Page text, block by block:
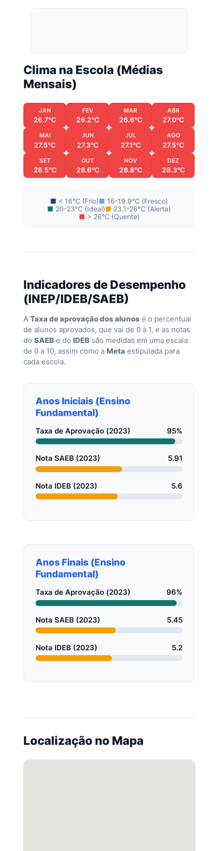
Clima na Escola (Médias
Mensais)
JAN
26.7°C
FEV
26.2°C
MAR
26.6°C
ABR
27.0°C
MAI
27.5°C
JUN
27.3°C
JUL
27.1°C
AGO
27.5°C
SET
28.5°C
OUT
28.6°C
NOV
28.8°C
DEZ
28.3°C
■ < 16°C (Frio)■ 16-19.9°C (Fresco)
■ 20-23°C (Ideal)■ 23.1-26°C (Alerta)
■ > 26°C (Quente)
Indicadores de Desempenho
(INEP/IDEB/SAEB)
A Taxa de aprovação dos alunos é o percentual
de alunos aprovados, que vai de 0 à 1, e as notas
do SAEB e do IDEB são medidas em uma escala
de 0 a 10, assim como a Meta estipulada para
cada escola.
Anos Iniciais (Ensino
Fundamental)
Taxa de Aprovação (2023) 95%
Nota SAEB (2023) 5.91
Nota IDEB (2023) 5.6
Anos Finais (Ensino
Fundamental)
Taxa de Aprovação (2023) 96%
Nota SAEB (2023) 5.45
Nota IDEB (2023) 5.2
Localização no Mapa